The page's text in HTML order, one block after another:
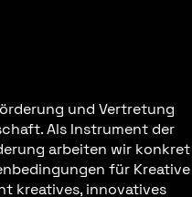
und Vertretung
Als Instrument der
arbeiten wir konkret
für Kreative
kreatives, innovatives